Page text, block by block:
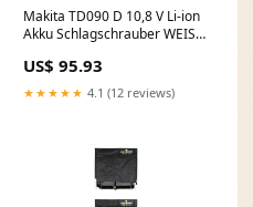
Makita TD090 D 10,8 V Li-ion
Akku Schlagschrauber WEISS
ebayFR
US$ 95.93
★★★★★ 4.1 (12 reviews)